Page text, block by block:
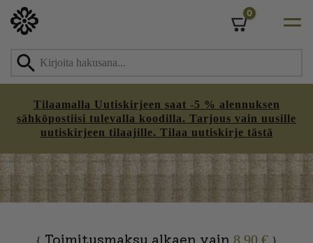
Tilaamalla Uutiskirjeen saat -5 % alennuksen
sähköpostiisi tulevalla koodilla. Tarjous vain uusille
uutiskirjeen tilaajille. Tilaa uutiskirje tästä
0
{ Toimitusmaksu alkaen vain 8,90 € }